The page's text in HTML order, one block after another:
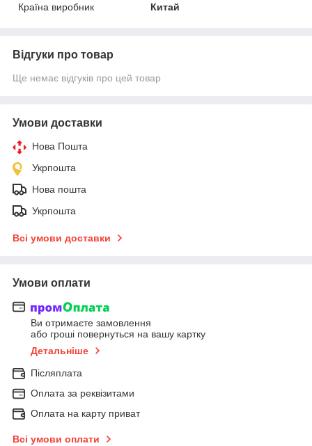
Країна виробник
Китай
Відгуки про товар
Ще немає відгуків про цей товар
Умови доставки
Нова Пошта
Укрпошта
Нова пошта
Укрпошта
Всі умови доставки
Умови оплати
Ви отримаєте замовлення
або гроші повернуться на вашу картку
Детальніше
Післяплата
Оплата за реквізитами
Оплата на карту приват
Всі умови оплати